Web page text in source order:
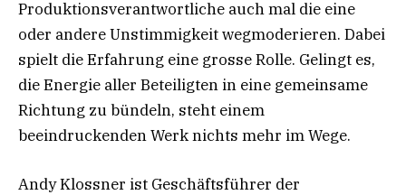
Produktionsverantwortliche auch mal die eine
oder andere Unstimmigkeit wegmoderieren. Dabei
spielt die Erfahrung eine grosse Rolle. Gelingt es,
die Energie aller Beteiligten in eine gemeinsame
Richtung zu bündeln, steht einem
beeindruckenden Werk nichts mehr im Wege.
Andy Klossner ist Geschäftsführer der